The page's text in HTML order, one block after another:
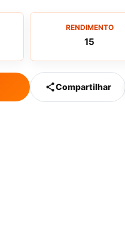
RENDIMENTO
15
Compartilhar